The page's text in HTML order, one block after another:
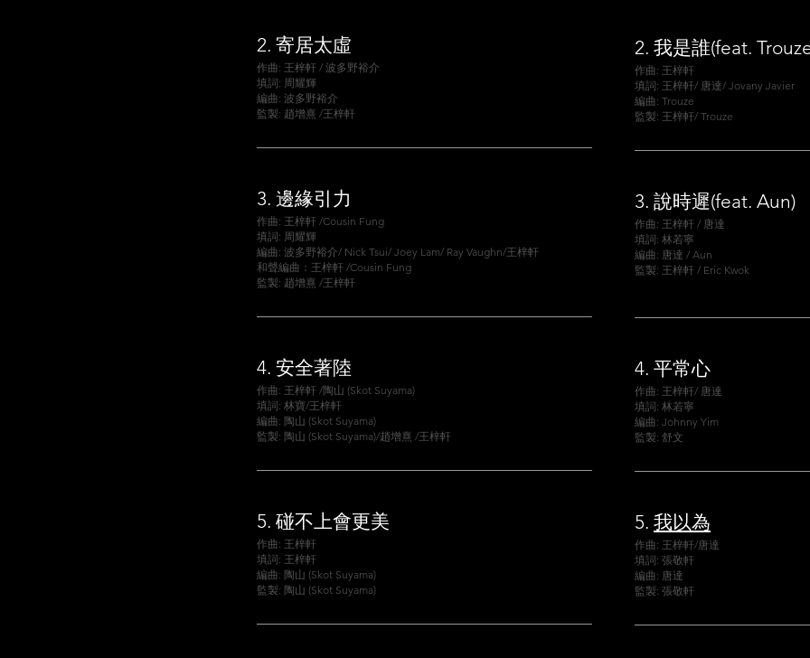
2. 寄居太虛
作曲: 王梓軒 / 波多野裕介
填詞: 周耀輝
編曲: 波多野裕介
監製: 趙增熹 /王梓軒
3. 邊緣引力
作曲: 王梓軒 /Cousin Fung
填詞: 周耀輝
編曲: 波多野裕介/ Nick Tsui/ Joey Lam/ Ray Vaughn/王梓軒
和聲編曲：王梓軒 /Cousin Fung
監製: 趙增熹 /王梓軒
4. 安全著陸
作曲: 王梓軒 /陶山 (Skot Suyama)
填詞: 林寶/王梓軒
編曲: 陶山 (Skot Suyama)
監製: 陶山 (Skot Suyama)/趙增熹 /王梓軒
5. 碰不上會更美
作曲: 王梓軒
填詞: 王梓軒
編曲: 陶山 (Skot Suyama)
監製: 陶山 (Skot Suyama)
2. 我是誰(feat.
作曲: 王梓軒
填詞: 王梓軒/ 唐達/ Jovany Javier
編曲: Trouze
監製: 王梓軒/ Trouze
3. 說時遲(feat. Aun)
作曲: 王梓軒 / 唐達
填詞: 林若寧
編曲: 唐達 / Aun
監製: 王梓軒 / Eric Kwok
4. 平常心
作曲: 王梓軒/ 唐達
填詞: 林若寧
編曲: Johnny Yim
監製: 舒文
5. 我以為
作曲: 王梓軒/唐達
填詞: 張敬軒
編曲: 唐達
監製: 張敬軒